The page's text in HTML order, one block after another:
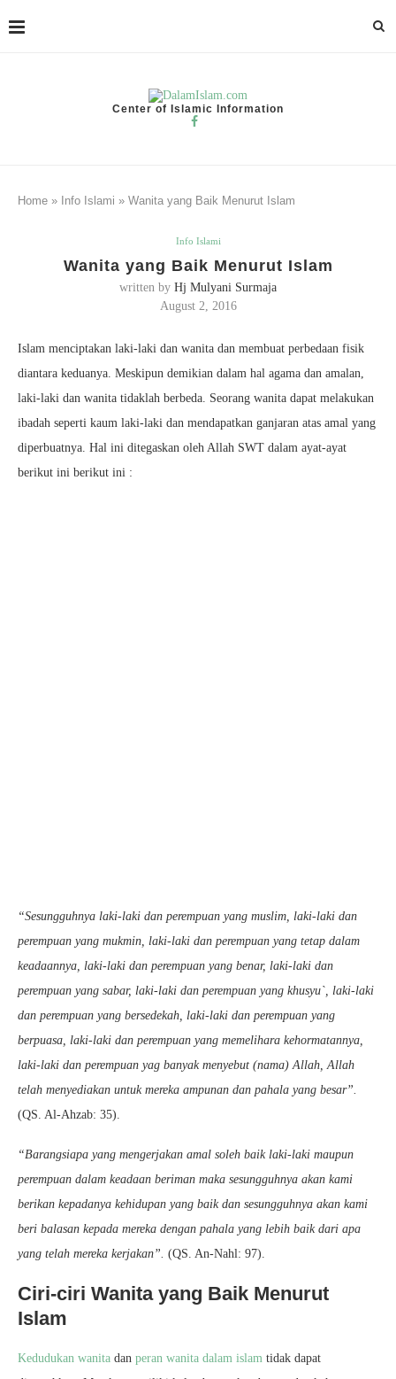
Center of Islamic Information
Home » Info Islami » Wanita yang Baik Menurut Islam
Info Islami
Wanita yang Baik Menurut Islam
written by Hj Mulyani Surmaja
August 2, 2016
Islam menciptakan laki-laki dan wanita dan membuat perbedaan fisik
diantara keduanya. Meskipun demikian dalam hal agama dan amalan,
laki-laki dan wanita tidaklah berbeda. Seorang wanita dapat melakukan
ibadah seperti kaum laki-laki dan mendapatkan ganjaran atas amal yang
diperbuatnya. Hal ini ditegaskan oleh Allah SWT dalam ayat-ayat
berikut ini berikut ini :
“Sesungguhnya laki-laki dan perempuan yang muslim, laki-laki dan
perempuan yang mukmin, laki-laki dan perempuan yang tetap dalam
keadaannya, laki-laki dan perempuan yang benar, laki-laki dan
perempuan yang sabar, laki-laki dan perempuan yang khusyu`, laki-laki
dan perempuan yang bersedekah, laki-laki dan perempuan yang
berpuasa, laki-laki dan perempuan yang memelihara kehormatannya,
laki-laki dan perempuan yag banyak menyebut (nama) Allah, Allah
telah menyediakan untuk mereka ampunan dan pahala yang besar”.
(QS. Al-Ahzab: 35).
“Barangsiapa yang mengerjakan amal soleh baik laki-laki maupun
perempuan dalam keadaan beriman maka sesungguhnya akan kami
berikan kepadanya kehidupan yang baik dan sesungguhnya akan kami
beri balasan kepada mereka dengan pahala yang lebih baik dari apa
yang telah mereka kerjakan”. (QS. An-Nahl: 97).
Ciri-ciri Wanita yang Baik Menurut
Islam
Kedudukan wanita dan peran wanita dalam islam tidak dapat